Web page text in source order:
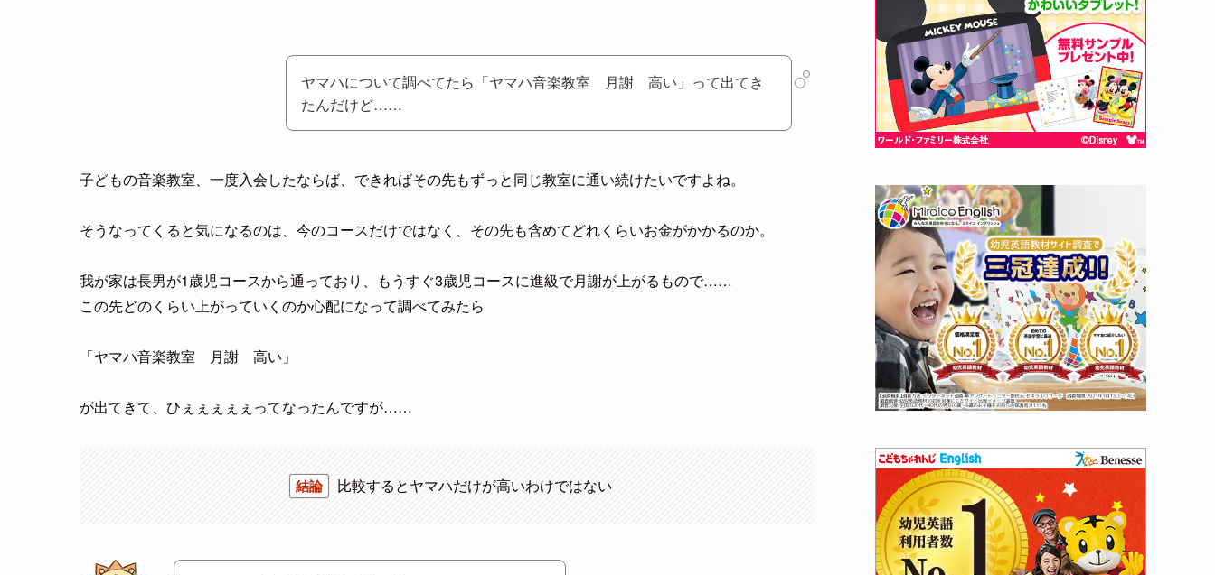
ヤマハについて調べてたら「ヤマハ音楽教室 月謝 高い」って出てき
たんだけど……
子どもの音楽教室、一度入会したならば、できればその先もずっと同じ教室に通い続けたいですよね。
そうなってくると気になるのは、今のコースだけではなく、その先も含めてどれくらいお金がかかるのか。
我が家は長男が1歳児コースから通っており、もうすぐ3歳児コースに進級で月謝が上がるもので……
この先どのくらい上がっていくのか心配になって調べてみたら
「ヤマハ音楽教室 月謝 高い」
が出てきて、ひぇぇぇぇぇってなったんですが……
結論 比較するとヤマハだけが高いわけではない